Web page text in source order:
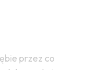
przez co